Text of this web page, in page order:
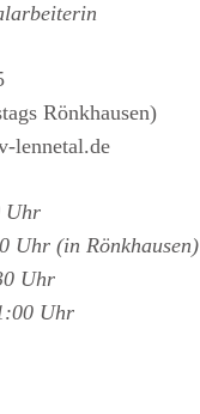
Rönkhausen)
lennetal.de
Uhr
Uhr (in Rönkhausen)
Uhr
Uhr